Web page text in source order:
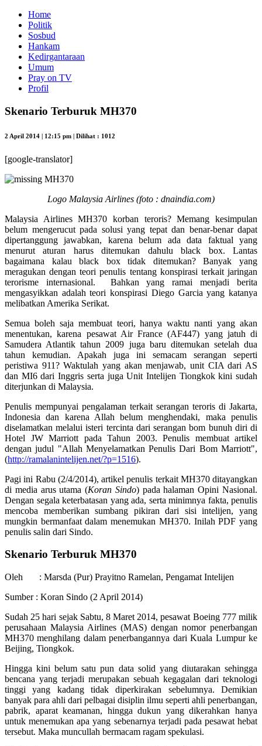
Home
Politik
Sosbud
Hankam
Kedirgantaraan
Umum
Pray on TV
Profil
Skenario Terburuk MH370
2 April 2014 | 12:15 pm | Dilihat : 1012
[google-translator]
Logo Malaysia Airlines (foto : dnaindia.com)
Malaysia Airlines MH370 korban teroris? Memang kesimpulan
belum mengerucut pada solusi yang tepat dan benar-benar dapat
dipertanggung jawabkan, karena belum ada data faktual yang
menurut aturan harus ditemukan dahulu black box. Lantas
bagaimana kalau black box tidak ditemukan? Banyak yang
meragukan dengan teori penulis tentang konspirasi terkait jaringan
terorisme internasional. Bahkan yang ramai menjadi berita
mengasyikkan adalah teori konspirasi Diego Garcia yang katanya
melibatkan Amerika Serikat.
Semua boleh saja membuat teori, hanya waktu nanti yang akan
menentukan, karena pesawat Air France (AF447) yang jatuh di
Samudera Atlantik tahun 2009 juga baru ditemukan setelah dua
tahun kemudian. Apakah juga ini semacam serangan seperti
peristiwa 911? Waktulah yang akan menjawab, unit CIA dari AS
dan MI6 dari Inggris serta juga Unit Intelijen Tiongkok kini sudah
diterjunkan di Malaysia.
Penulis mempunyai pengalaman terkait serangan teroris di Jakarta,
Indonesia dan karena Allah belum menghendaki, maka penulis
diselamatkan melalui isteri tercinta dari serangan bom bunuh diri di
Hotel JW Marriott pada Tahun 2003. Penulis membuat artikel
dengan judul "Allah Menyelamatkan Penulis Dari Bom Marriott",
(http://ramalanintelijen.net/?p=1516).
Pagi ini Rabu (2/4/2014), artikel penulis terkait MH370 ditayangkan
di media arus utama (Koran Sindo) pada halaman Opini Nasional.
Dengan segala keterbatasan yang ada, serta minimnya fakta, penulis
mencoba memberikan sumbang pikiran dari sisi intelijen, yang
mungkin bermanfaat dalam menemukan MH370. Inilah PDF yang
penulis salin dari Sindo.
Skenario Terburuk MH370
Oleh : Marsda (Pur) Prayitno Ramelan, Pengamat Intelijen
Sumber : Koran Sindo (2 April 2014)
Sudah 25 hari sejak Sabtu, 8 Maret 2014, pesawat Boeing 777 milik
perusahaan Malaysia Airlines (MAS) dengan nomor penerbangan
MH370 menghilang dalam penerbangannya dari Kuala Lumpur ke
Beijing, Tiongkok.
Hingga kini belum satu pun data solid yang diutarakan sehingga
bencana yang terjadi merupakan sebuah kegagalan dari teknologi
tinggi yang kadang tidak diperkirakan sebelumnya. Demikian
banyak para ahli dari pelbagai disiplin ilmu seperti ahli penerbangan,
pabrik, aparat keamanan, hingga dukun yang dikerahkan hanya
untuk menemukan apa yang sebenarnya terjadi pada pesawat hebat
tersebut. Maka muncullah bermacam ragam spekulasi.